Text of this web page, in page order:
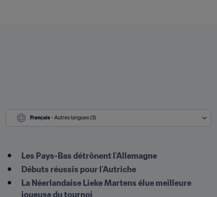
Français - Autres langues (3)
Les Pays-Bas détrônent l'Allemagne
Débuts réussis pour l'Autriche
La Néerlandaise Lieke Martens élue meilleure
joueuse du tournoi